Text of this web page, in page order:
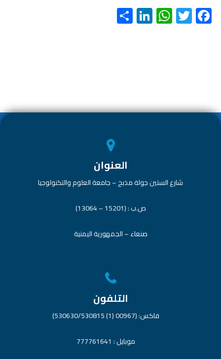
F
ac
T
wi
W
h
p
Li
nk
العنوان
شارع الستين جولة مذبح – جامعة العلوم والتكنولوجيا
ص.ب : (15201 – 13064)
صنعاء – الجمهورية اليمنية
التلفون
فاكس: (00967 (1) 530630/530815)
موبايل : 777761641